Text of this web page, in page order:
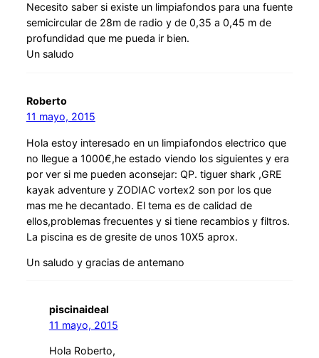
Necesito saber si existe un limpiafondos para una fuente
semicircular de 28m de radio y de 0,35 a 0,45 m de
profundidad que me pueda ir bien.
Un saludo
Roberto
11 mayo, 2015
Hola estoy interesado en un limpiafondos electrico que
no llegue a 1000€,he estado viendo los siguientes y era
por ver si me pueden aconsejar: QP. tiguer shark ,GRE
kayak adventure y ZODIAC vortex2 son por los que
mas me he decantado. El tema es de calidad de
ellos,problemas frecuentes y si tiene recambios y filtros.
La piscina es de gresite de unos 10X5 aprox.
Un saludo y gracias de antemano
piscinaideal
11 mayo, 2015
Hola Roberto,